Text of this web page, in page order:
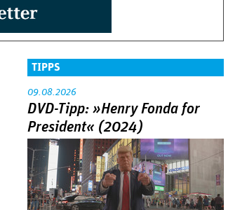
TIPPS
09.08.2026
DVD-Tipp: »Henry Fonda for
President« (2024)